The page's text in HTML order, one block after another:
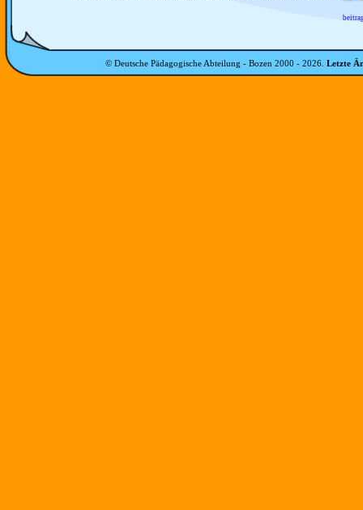
© Deutsche Pädagogische Abteilung - Bozen 2000 - 2026 Letzte